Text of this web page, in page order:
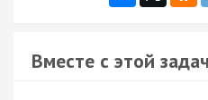
Вместе с этой